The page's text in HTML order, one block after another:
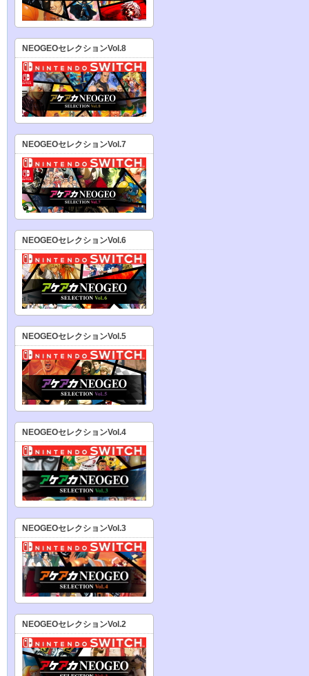
NEOGEOセレクションVol.8
NEOGEOセレクションVol.7
NEOGEOセレクションVol.6
NEOGEOセレクションVol.5
NEOGEOセレクションVol.4
NEOGEOセレクションVol.3
NEOGEOセレクションVol.2